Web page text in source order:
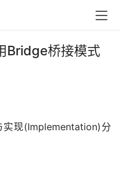
Bridge桥接模式
现(Implementation)分